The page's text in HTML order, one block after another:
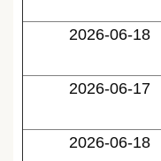
2026-06-18
2026-06-17
2026-06-18